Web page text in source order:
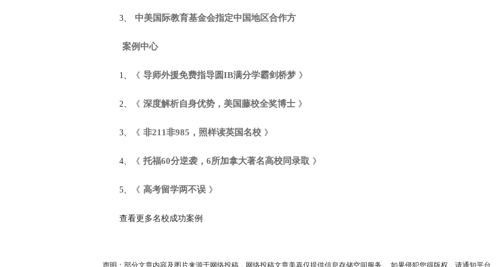
3、 中美国际教育基金会指定中国地区合作方
案例中心
1、《 导师外援免费指导圆IB满分学霸剑桥梦 》
2、《 深度解析自身优势，美国藤校全奖博士 》
3、《 非211非985，照样读英国名校 》
4、《 托福60分逆袭，6所加拿大著名高校同录取 》
5、《 高考留学两不误 》
查看更多名校成功案例
声明：部分文章内容及图片来源于网络投稿，网络投稿文章美嘉仅提供信息存储空间服务。 如果侵犯您得版权，请通知平台